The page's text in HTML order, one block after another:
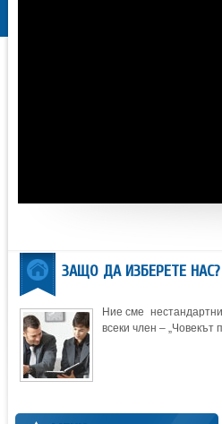
ЗАЩО ДА ИЗБЕРЕТЕ НАС?
Ние сме
всеки член – „Човекът